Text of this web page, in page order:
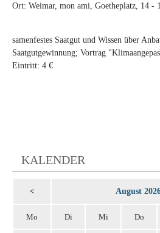
Ort: Weimar, mon ami, Goetheplatz, 14 -
samenfestes Saatgut und Wissen über
Saatgutgewinnung; Vortrag
Eintritt: 4 €
KALENDER
< August
Mo Di Mi Do